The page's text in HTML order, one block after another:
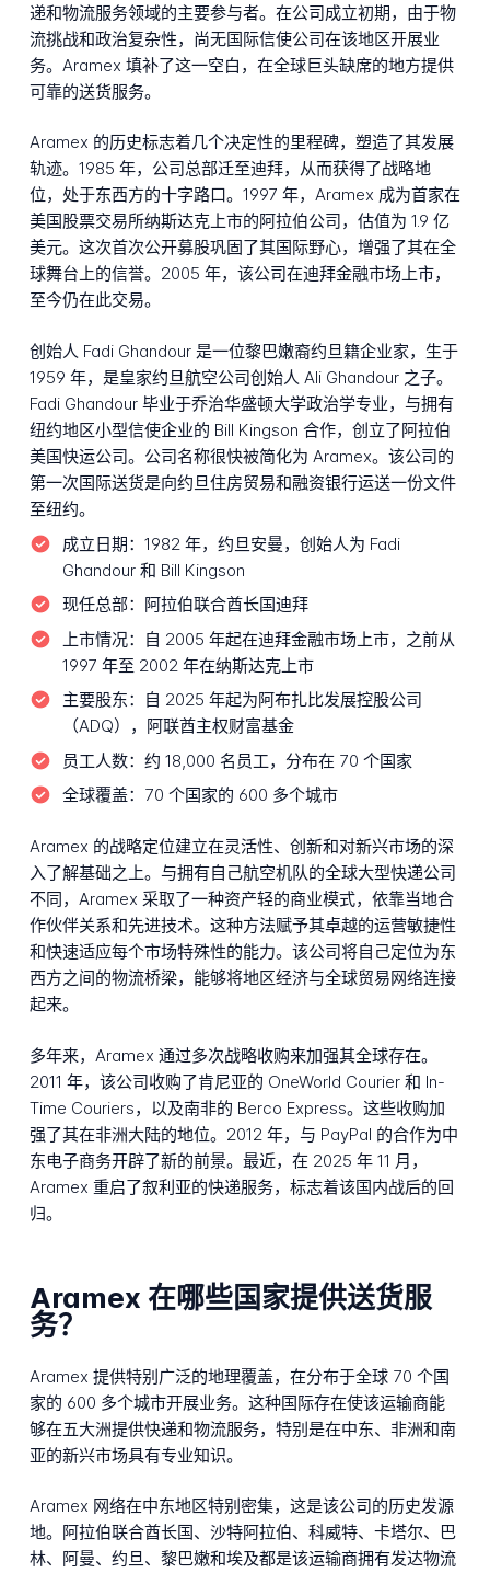
递和物流服务领域的主要参与者。在公司成立初期，由于物
流挑战和政治复杂性，尚无国际信使公司在该地区开展业
务。Aramex 填补了这一空白，在全球巨头缺席的地方提供
可靠的送货服务。
Aramex 的历史标志着几个决定性的里程碑，塑造了其发展
轨迹。1985 年，公司总部迁至迪拜，从而获得了战略地
位，处于东西方的十字路口。1997 年，Aramex 成为首家在
美国股票交易所纳斯达克上市的阿拉伯公司，估值为 1.9 亿
美元。这次首次公开募股巩固了其国际野心，增强了其在全
球舞台上的信誉。2005 年，该公司在迪拜金融市场上市，
至今仍在此交易。
创始人 Fadi Ghandour 是一位黎巴嫩裔约旦籍企业家，生于
1959 年，是皇家约旦航空公司创始人 Ali Ghandour 之子。
Fadi Ghandour 毕业于乔治华盛顿大学政治学专业，与拥有
纽约地区小型信使企业的 Bill Kingson 合作，创立了阿拉伯
美国快运公司。公司名称很快被简化为 Aramex。该公司的
第一次国际送货是向约旦住房贸易和融资银行运送一份文件
至纽约。
成立日期： 1982 年，约旦安曼，创始人为 Fadi
Ghandour 和 Bill Kingson
现任总部：
阿拉伯联合酋长国迪拜
上市情况：
自 2005 年起在迪拜金融市场上市，之前从
1997 年至 2002 年在纳斯达克上市
主要股东：
自 2025 年起为阿布扎比发展控股公司
（ADQ），阿联酋主权财富基金
员工人数： 约 18,000 名员工，分布在 70 个国家
全球覆盖： 70 个国家的 600 多个城市
Aramex 的战略定位建立在灵活性、创新和对新兴市场的深
入了解基础之上。与拥有自己航空机队的全球大型快递公司
不同，Aramex 采取了一种资产轻的商业模式，依靠当地合
作伙伴关系和先进技术。这种方法赋予其卓越的运营敏捷性
和快速适应每个市场特殊性的能力。该公司将自己定位为东
西方之间的物流桥梁，能够将地区经济与全球贸易网络连接
起来。
多年来，Aramex 通过多次战略收购来加强其全球存在。
2011 年，该公司收购了肯尼亚的 OneWorld Courier 和 In-
Time Couriers，以及南非的 Berco Express。这些收购加
强了其在非洲大陆的地位。2012 年，与 PayPal 的合作为中
东电子商务开辟了新的前景。最近，在 2025 年 11 月，
Aramex 重启了叙利亚的快递服务，标志着该国内战后的回
归。
Aramex 在哪些国家提供送货服
务？
Aramex 提供特别广泛的地理覆盖，在分布于全球 70 个国
家的 600 多个城市开展业务。这种国际存在使该运输商能
够在五大洲提供快递和物流服务，特别是在中东、非洲和南
亚的新兴市场具有专业知识。
Aramex 网络在中东地区特别密集，这是该公司的历史发源
地。阿拉伯联合酋长国、沙特阿拉伯、科威特、卡塔尔、巴
林、阿曼、约旦、黎巴嫩和埃及都是该运输商拥有发达物流